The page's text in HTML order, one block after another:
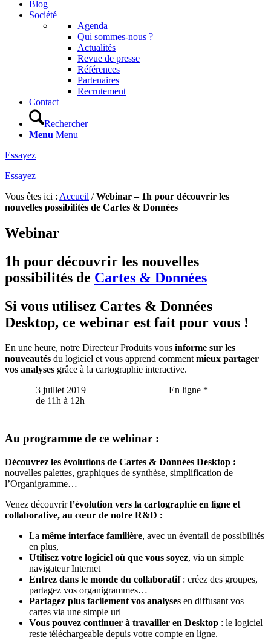
Blog
Société
Agenda
Qui sommes-nous ?
Actualités
Revue de presse
Références
Partenaires
Recrutement
Contact
Rechercher
Menu Menu
Essayez
Essayez
Vous êtes ici : Accueil /Webinar – 1h pour découvrir les
nouvelles possibilités de Cartes & Données
Webinar
1h pour découvrir les nouvelles
possibilités de Cartes & Données
Si vous utilisez Cartes & Données
Desktop, ce webinar est fait pour vous !
En une heure, notre Directeur Produits vous informe sur les
nouveautés du logiciel et vous apprend commentmieux partager
vos analyses grâce à la cartographie interactive.
3 juillet 2019
de 11h à 12h
En ligne *
Au programme de ce webinar :
Découvrez les évolutions de Cartes & Données Desktop :
nouvelles palettes, graphiques de synthèse, simplification de
l’Organigramme…
Venez découvrirl’évolution vers la cartographie en ligne et
collaborative, au cœur de notre R&D :
La même interface familière, avec un éventail de possibilités
en plus,
Utilisez votre logiciel où que vous soyez, via un simple
navigateur Internet
Entrez dans le monde du collaboratif : créez des groupes,
partagez vos organigrammes…
Partagez plus facilement vos analyses en diffusant vos
cartes via une simple url
Vous pouvez continuer à travailler en Desktop : le logiciel
reste téléchargeable depuis votre compte en ligne.